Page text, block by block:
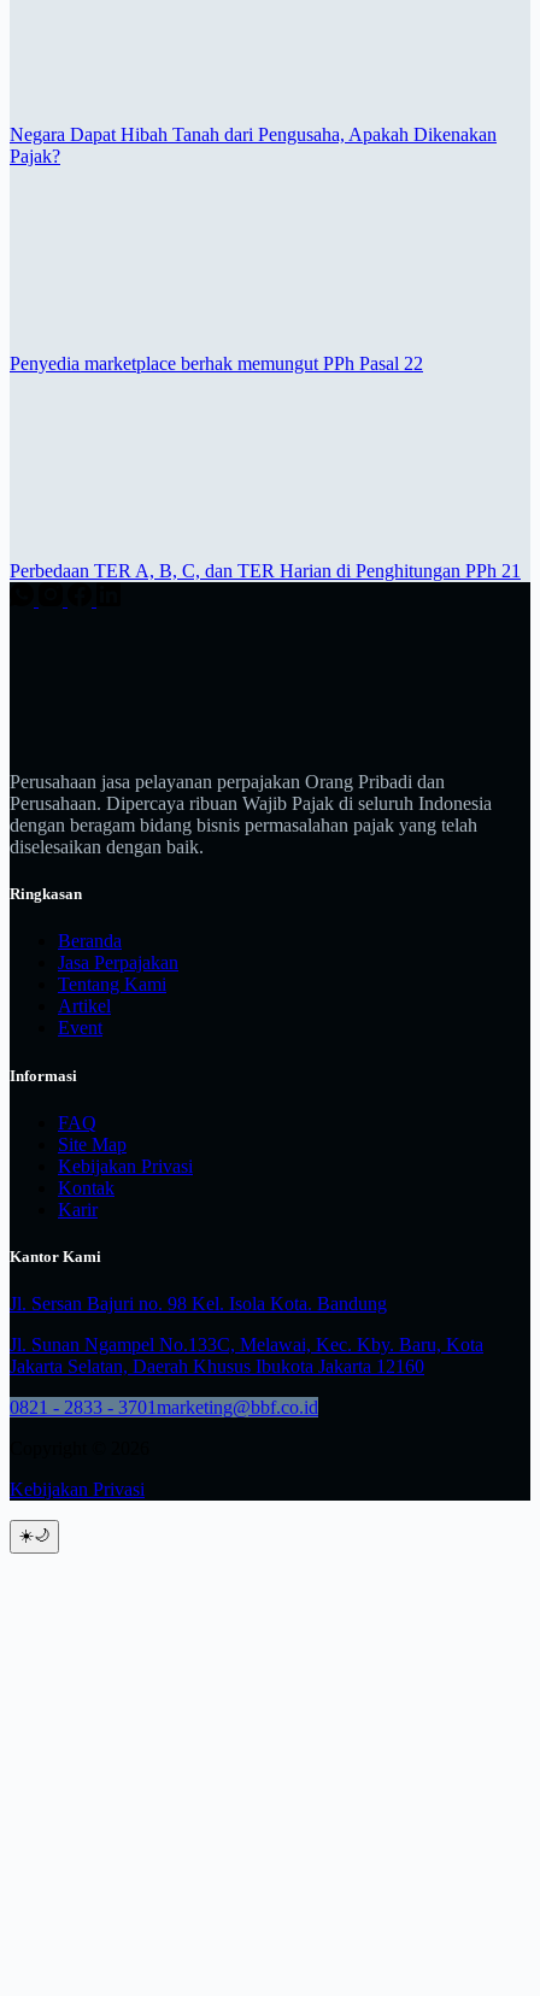
Negara Dapat Hibah Tanah dari Pengusaha, Apakah Dikenakan
Pajak?
Penyedia marketplace berhak memungut PPh Pasal 22
Perbedaan TER A, B, C, dan TER Harian di Penghitungan PPh 21
Perusahaan jasa pelayanan perpajakan Orang Pribadi dan
Perusahaan. Dipercaya ribuan Wajib Pajak di seluruh Indonesia
dengan beragam bidang bisnis permasalahan pajak yang telah
diselesaikan dengan baik.
Ringkasan
Beranda
Jasa Perpajakan
Tentang Kami
Artikel
Event
Informasi
FAQ
Site Map
Kebijakan Privasi
Kontak
Karir
Kantor Kami
Jl. Sersan Bajuri no. 98 Kel. Isola Kota. Bandung
Jl. Sunan Ngampel No.133C, Melawai, Kec. Kby. Baru, Kota
Jakarta Selatan, Daerah Khusus Ibukota Jakarta 12160
0821 - 2833 - 3701marketing@bbf.co.id
Kebijakan Privasi
☀️🌙